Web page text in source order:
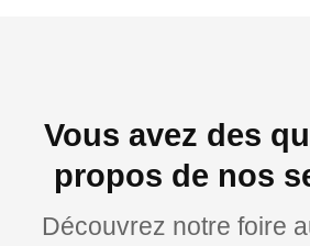
Vous avez des
propos de nos
Découvrez notre foire